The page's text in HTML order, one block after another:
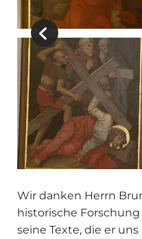
Wir danken Herrn
historische
seine Texte, die er